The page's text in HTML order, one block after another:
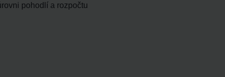
pohodlí a rozpočtu